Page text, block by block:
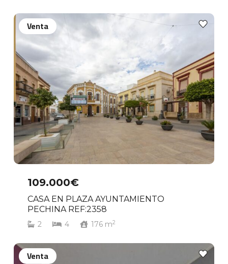
109.000€
CASA EN PLAZA AYUNTAMIENTO
PECHINA REF:2358
2 4 176m2
Venta
Venta